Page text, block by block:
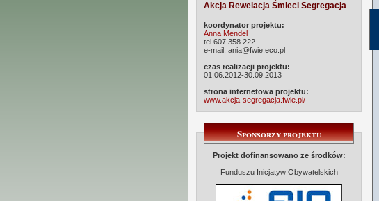
Akcja Rewelacja Śmieci Segregacja
koordynator projektu:
Anna Mendel
tel.607 358 222
e-mail: ania@fwie.eco.pl
czas realizacji projektu:
01.06.2012-30.09.2013
strona internetowa projektu:
www.akcja-segregacja.fwie.pl/
Sponsorzy projektu
Projekt dofinansowano ze środków:
Funduszu Inicjatyw Obywatelskich